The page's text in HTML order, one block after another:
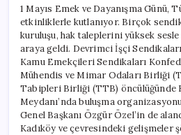
1 Mayıs Emek ve Dayanışma Günü,
etkinliklerle kutlanıyor. Birçok
kuruluşu, hak taleplerini yüksek
araya geldi. Devrimci İşçi
Kamu Emekçileri Sendikaları
Mühendis ve Mimar Odaları Birliği
Tabipleri Birliği (TTB) öncülüğünde
Meydanı’nda buluşma
Genel Başkanı Özgür Özel’in de
Kadıköy ve çevresindeki gelişmeler